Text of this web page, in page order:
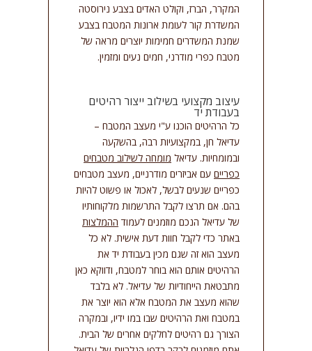
המקרר, הברז, וקולט האדים בצבע נירוסטה
המשדרת קור לעומת ארונות המטבח בצבע
שמנת המשדרים חמימות יוצרים מראה של
מטבח כפרי מודרני, חמים נעים ומזמין.
עיצוב מקצועי בשילוב ייצור רהיטים
בעבודת יד
כל הרהיטים הוכנו ע"י מעצב המטבח –
עדיאל חן, במקצועיות רבה, בהשקעה
ובמומחיות. עדיאל מומחה לשילוב מטבחים
כפריים עם אביזרים מודרניים, מעצב מטבחים
כפריים שנעים לבשל, לאכול או פשוט להיות
בהם. אם תרצו לקבל התרשמות מלקוחותיו
של עדיאל הנכם מוזמנים לעמוד ההמלצות
באתר כדי לקבל חוות דעת אישית. לא כל
מעצב הוא זה שגם מכין בעבודת יד את
הרהיטים אותם הוא בוחר למטבח, ודווקא כאן
מתבטאת הייחודיות של עדיאל. לא בלבד
שהוא מעצב את המטבח אלא הוא יוצר את
במטבח ואת הרהיטים שבו במו ידיו, ובמקרה
הצורך גם רהיטים לחלקים אחרים של הבית.